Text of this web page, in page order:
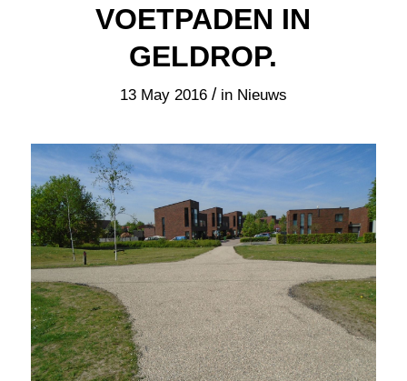
VOETPADEN IN
GELDROP.
13 May 2016 / in Nieuws